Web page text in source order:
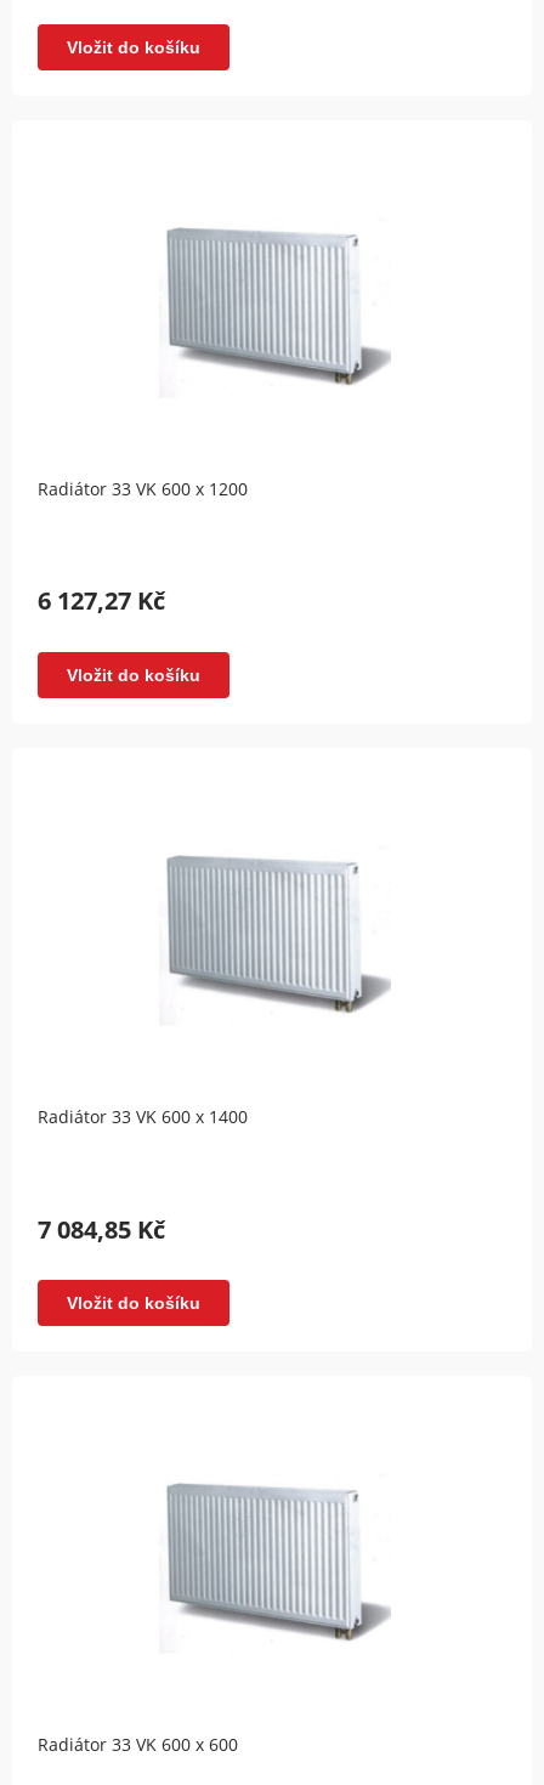
Vložit do košíku
Radiátor 33 VK 600 x 1200
6 127,27 Kč
Vložit do košíku
Radiátor 33 VK 600 x 1400
7 084,85 Kč
Vložit do košíku
Radiátor 33 VK 600 x 600